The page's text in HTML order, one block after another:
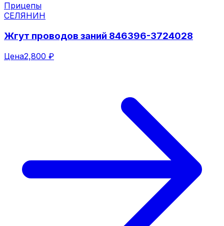
Прицепы
СЕЛЯНИН
Жгут проводов заний 846396-3724028
Цена2,800 ₽